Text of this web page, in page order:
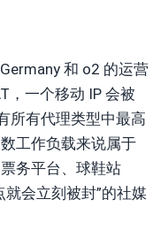
和 o2 的运营
，一个移动 IP 会被
所有代理类型中最高
工作负载来说属于
务平台、球鞋站
会立刻被封”的社媒